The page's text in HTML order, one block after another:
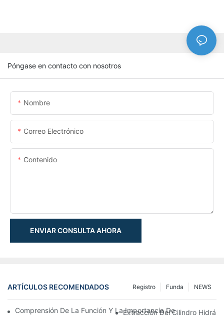
Póngase en contacto con nosotros
Nombre
Correo Electrónico
Contenido
ENVIAR CONSULTA AHORA
ARTÍCULOS RECOMENDADOS NEWS
Funda
Registro
Comprensión De La Función Y La Importancia De Los Cilindros
Extracción Del Cilindro